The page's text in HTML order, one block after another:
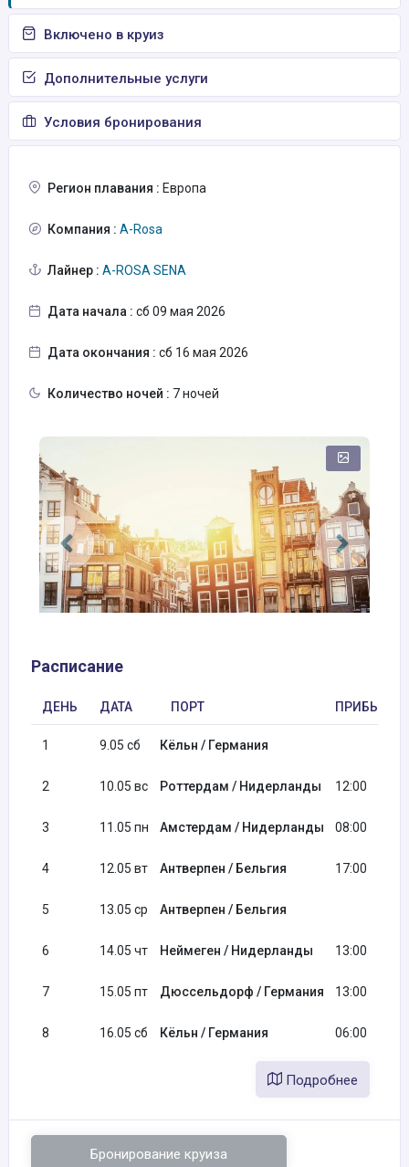
Включено в круиз
Дополнительные услуги
Условия бронирования
Регион плавания : Европа
Компания : A-Rosa
Лайнер : A-ROSA SENA
Дата начала : сб 09 мая 2026
Дата окончания : сб 16 мая 2026
Количество ночей : 7 ночей
Расписание
ДЕНЬ ДАТА ПОРТ ПРИБЫТИЕ
1 9.05 сб Кёльн / Германия
2 10.05 вс Роттердам / Нидерланды 12:00
3 11.05 пн Амстердам / Нидерланды 08:00
4 12.05 вт Антверпен / Бельгия 17:00
5 13.05 ср Антверпен / Бельгия
6 14.05 чт Неймеген / Нидерланды 13:00
7 15.05 пт Дюссельдорф / Германия 13:00
8 16.05 сб Кёльн / Германия 06:00
Подробнее
Бронирование круиза